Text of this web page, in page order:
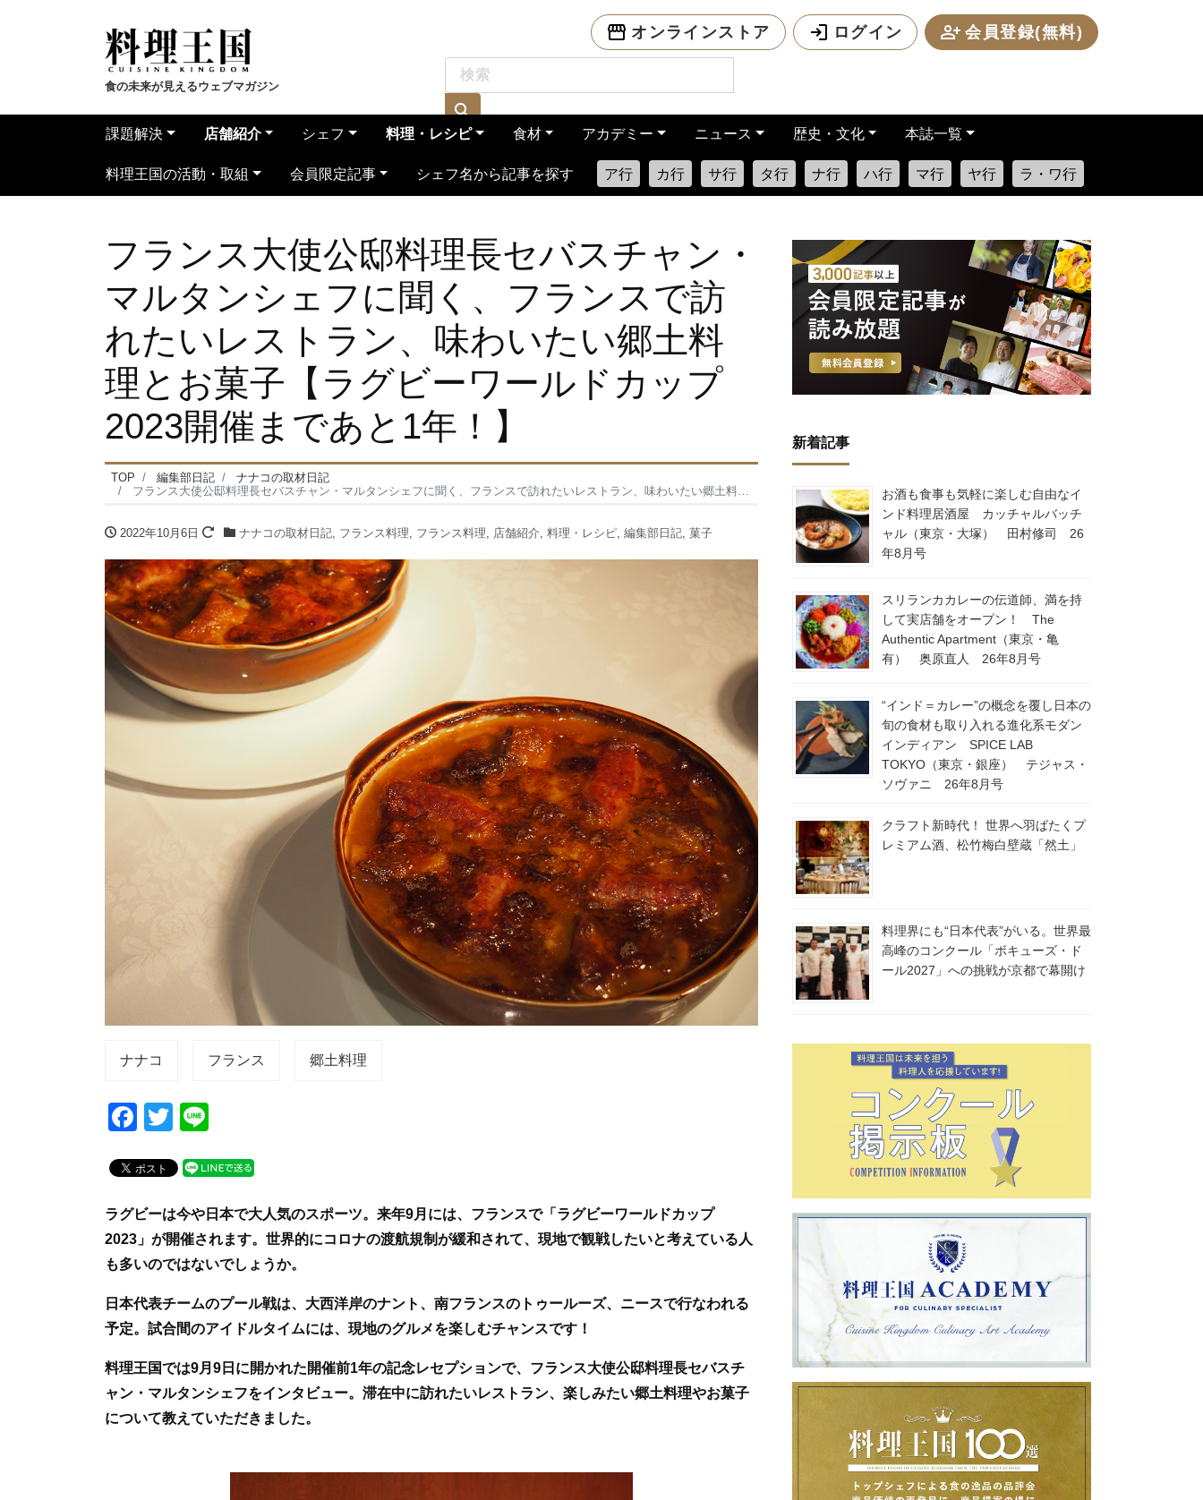
食の未来が見えるウェブマガジン
オンラインストア ログイン 会員登録(無料)
課題解決 店舗紹介 シェフ 料理・レシピ 食材 アカデミー ニュース 歴史・文化 本誌一覧
料理王国の活動・取組 会員限定記事 シェフ名から記事を探す ア行 カ行 サ行 タ行 ナ行 ハ行 マ行 ヤ行 ラ・ワ行
フランス大使公邸料理長セバスチャン・
マルタンシェフに聞く、フランスで訪
れたいレストラン、味わいたい郷土料
理とお菓子【ラグビーワールドカップ
2023開催まであと1年！】
TOP 編集部日記
ナナコの取材日記
フランス大使公邸料理長セバスチャン・マルタンシェフに聞く、フランスで訪れたいレストラン、味わいたい郷土料理とお菓子【ラグビーワールドカップ2023開催まであと1年！】
2022年10月6日 ナナコの取材日記, フランス料理, フランス料理, 店舗紹介, 料理・レシピ, 編集部日記, 菓子
ナナコ フランス 郷土料理
F
c
e
b
o
o
k
T
tt
er
e
ラグビーは今や日本で大人気のスポーツ。来年9月には、フランスで「ラグビーワールドカップ
2023」が開催されます。世界的にコロナの渡航規制が緩和されて、現地で観戦したいと考えている人
も多いのではないでしょうか。
日本代表チームのプール戦は、大西洋岸のナント、南フランスのトゥールーズ、ニースで行なわれる
予定。試合間のアイドルタイムには、現地のグルメを楽しむチャンスです！
料理王国では9月9日に開かれた開催前1年の記念レセプションで、 フランス大使公邸料理長セバスチ
ャン・マルタンシェフをインタビュー。滞在中に訪れたいレストラン、楽しみたい郷土料理やお菓子
について教えていただきました。
新着記事
お酒も食事も気軽に楽しむ自由なイ
ンド料理居酒屋 カッチャルバッチ
ャル（東京・大塚） 田村修司 26
年8月号
スリランカカレーの伝道師、満を持
して実店舗をオープン！ The
Authentic Apartment（東京・亀
有） 奥原直人 26年8月号
“インド＝カレー”の概念を覆し日本の
旬の食材も取り入れる進化系モダン
インディアン SPICE LAB
TOKYO（東京・銀座） テジャス・
ソヴァニ 26年8月号
クラフト新時代！ 世界へ羽ばたくプ
レミアム酒、松竹梅白壁蔵「然土」
料理界にも“日本代表”がいる。世界最
高峰のコンクール「ボキューズ・ド
ール2027」への挑戦が京都で幕開け